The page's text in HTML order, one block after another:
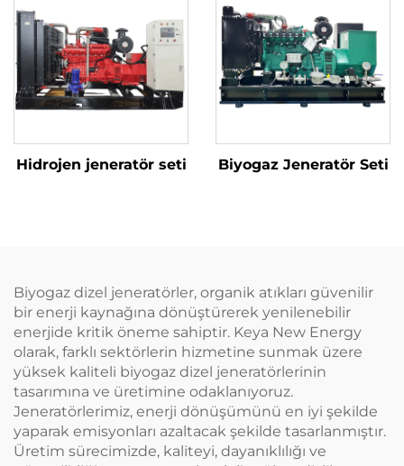
Hidrojen jeneratör seti Biyogaz Jeneratör Seti
Biyogaz dizel jeneratörler, organik atıkları güvenilir
bir enerji kaynağına dönüştürerek yenilenebilir
enerjide kritik öneme sahiptir. Keya New Energy
olarak, farklı sektörlerin hizmetine sunmak üzere
yüksek kaliteli biyogaz dizel jeneratörlerinin
tasarımına ve üretimine odaklanıyoruz.
Jeneratörlerimiz, enerji dönüşümünü en iyi şekilde
yaparak emisyonları azaltacak şekilde tasarlanmıştır.
Üretim sürecimizde, kaliteyi, dayanıklılığı ve